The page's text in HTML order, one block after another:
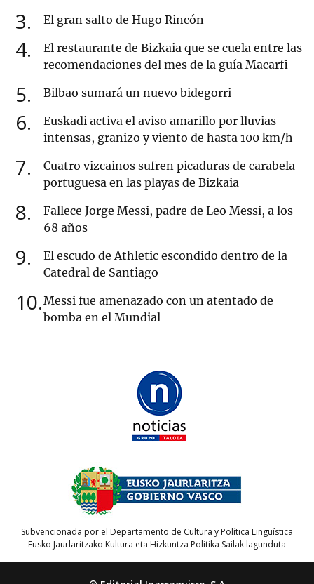
3 El gran salto de Hugo Rincón
4
El restaurante de Bizkaia que se cuela entre las
recomendaciones del mes de la guía Macarfi
5 Bilbao sumará un nuevo bidegorri
6
Euskadi activa el aviso amarillo por lluvias
intensas, granizo y viento de hasta 100 km/h
7
Cuatro vizcainos sufren picaduras de carabela
portuguesa en las playas de Bizkaia
8
Fallece Jorge Messi, padre de Leo Messi, a los
68 años
9
El escudo de Athletic escondido dentro de la
Catedral de Santiago
10 Messi fue amenazado con un atentado de
bomba en el Mundial
Subvencionada por el Departamento de Cultura y Política Lingüística
Eusko Jaurlaritzako Kultura eta Hizkuntza Politika Sailak lagunduta